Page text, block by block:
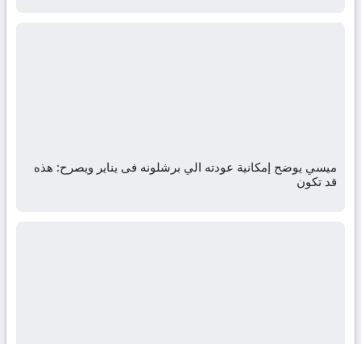
ميسي يوضح إمكانية عودته الي برشلونه فى يناير ويصرح: هذه
قد تكون